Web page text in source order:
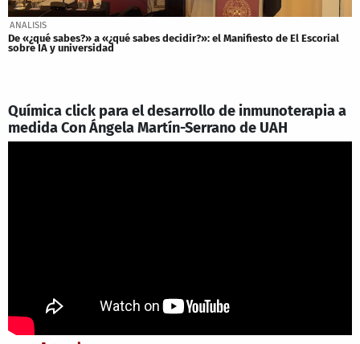
ANALISIS
De «¿qué sabes?» a «¿qué sabes decidir?»: el Manifiesto de El Escorial
sobre IA y universidad
Química click para el desarrollo de inmunoterapia a
medida Con Ángela Martín-Serrano de UAH